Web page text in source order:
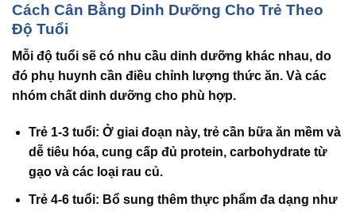
Cách Cân Bằng Dinh Dưỡng Cho Trẻ Theo
Độ Tuổi
Mỗi độ tuổi sẽ có nhu cầu dinh dưỡng khác nhau, do
đó phụ huynh cần điều chỉnh lượng thức ăn. Và các
nhóm chất dinh dưỡng cho phù hợp.
Trẻ 1-3 tuổi: Ở giai đoạn này, trẻ cần bữa ăn mềm và
dễ tiêu hóa, cung cấp đủ protein, carbohydrate từ
gạo và các loại rau củ.
Trẻ 4-6 tuổi: Bổ sung thêm thực phẩm đa dạng như